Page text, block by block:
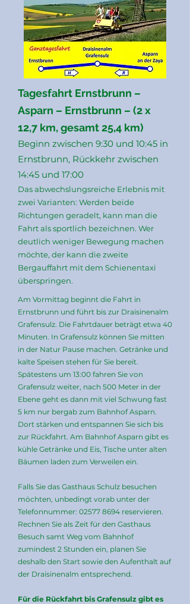
Tagesfahrt Ernstbrunn –
Asparn – Ernstbrunn – (2 x
12,7 km, gesamt 25,4 km)
Beginn zwischen 9:30 und 10:45 in
Ernstbrunn, Rückkehr zwischen
14:45 und 17:00
Das abwechslungsreiche Erlebnis mit
zwei Varianten: Werden beide
Richtungen geradelt, kann man die
Fahrt als sportlich bezeichnen. Wer
deutlich weniger Bewegung machen
möchte, der kann die zweite
Bergauffahrt mit dem Schienentaxi
überspringen.
Am Vormittag beginnt die Fahrt in
Ernstbrunn und führt bis zur Draisinenalm
Grafensulz. Die Fahrtdauer beträgt etwa 40
Minuten. In Grafensulz können Sie mitten
in der Natur Pause machen. Getränke und
kalte Speisen stehen für Sie bereit.
Spätestens um 13:00 fahren Sie von
Grafensulz weiter, nach 500 Meter in der
Ebene geht es dann mit viel Schwung fast
5 km nur bergab zum Bahnhof Asparn.
Dort stärken und entspannen Sie sich bis
zur Rückfahrt. Am Bahnhof Asparn gibt es
kühle Getränke und Eis, Tische unter alten
Bäumen laden zum Verweilen ein.
Falls Sie das Gasthaus Schulz besuchen
möchten, unbedingt vorab unter der
Telefonnummer: 02577 8694 reservieren.
Rechnen Sie als Zeit für den Gasthaus
Besuch samt Weg vom Bahnhof
zumindest 2 Stunden ein, planen Sie
deshalb den Start sowie den Aufenthalt auf
der Draisinenalm entsprechend.
Für die Rückfahrt bis Grafensulz gibt es